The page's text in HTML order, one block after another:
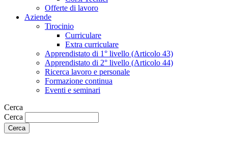
Offerte di lavoro
Aziende
Tirocinio
Curriculare
Extra curriculare
Apprendistato di 1° livello (Articolo 43)
Apprendistato di 2° livello (Articolo 44)
Ricerca lavoro e personale
Formazione continua
Eventi e seminari
Cerca
Cerca